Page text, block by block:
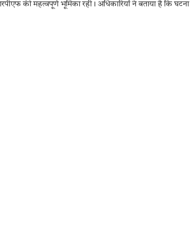
की महत्वपूर्ण भूमिका रही। अधिकारियों ने बताया है कि